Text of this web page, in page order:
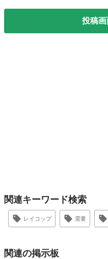
投稿
関連キーワード検索
レイコップ 需要
関連の掲示板